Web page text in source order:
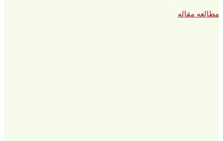
مطالعه مقاله